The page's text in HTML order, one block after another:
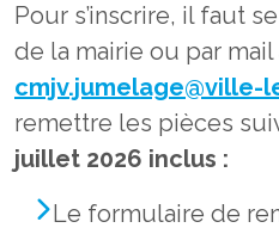
Pour s’inscrire, il faut
de la mairie ou par mail
cmjv.jumelage@ville-
remettre les pièces
juillet 2026 inclus :
Le formulaire de